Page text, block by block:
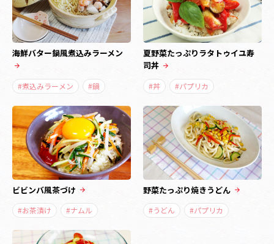
海鮮バター鍋風煮込みラーメン
#煮込みラーメン #鍋
夏野菜たっぷりラタトゥイユ寿
司丼
#丼 #パプリカ
ビビンバ風茶づけ
#お茶漬け #ナムル
野菜たっぷり焼きうどん
#うどん #パプリカ